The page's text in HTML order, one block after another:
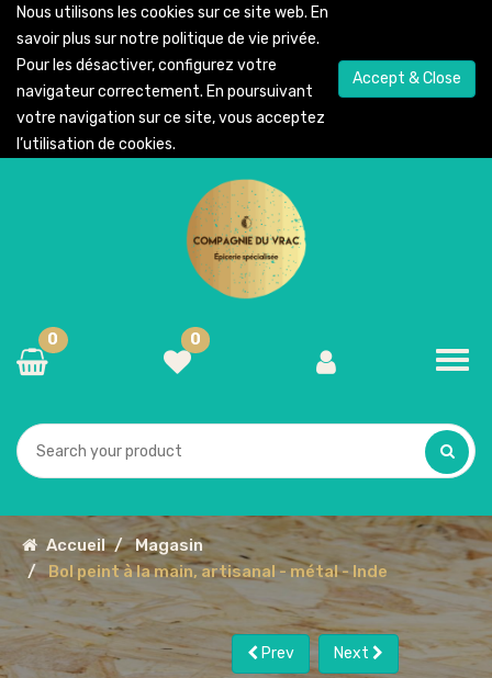
Nous utilisons les cookies sur ce site web. En
savoir plus sur notre politique de vie privée.
Pour les désactiver, configurez votre
navigateur correctement. En poursuivant
votre navigation sur ce site, vous acceptez
l’utilisation de cookies.
Accept & Close
0
0
Accueil
Magasin
Bol peint à la main, artisanal - métal - Inde
Prev Next